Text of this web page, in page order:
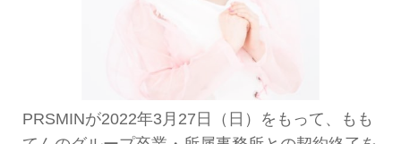
PRSMINが2022年3月27日（日）をもって、もも